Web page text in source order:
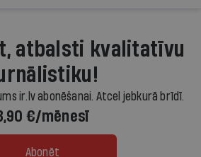
atbalsti kvalitatīvu
ir.lv abonēšanai. Atcel jebkurā brīdī.
€/mēnesī
Abonēt